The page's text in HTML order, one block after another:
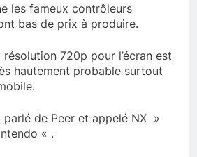
les fameux contrôleurs
bas de prix à produire.
résolution 720p pour l’écran est
hautement probable surtout
parlé de Peer et appelé NX »
« .